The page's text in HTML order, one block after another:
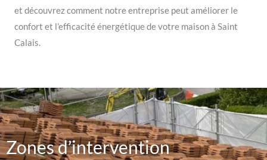
et découvrez comment notre entreprise peut améliorer le
confort et l’efficacité énergétique de votre maison à Saint
Calais.
Zones d’intervention